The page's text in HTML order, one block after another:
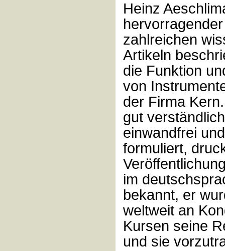
Heinz
zahlreichen
Artikeln
die Funktion
von
der Firma
gut
einwandfrei
formuliert,
im
bekannt, er
weltweit an
Kursen seine
und sie